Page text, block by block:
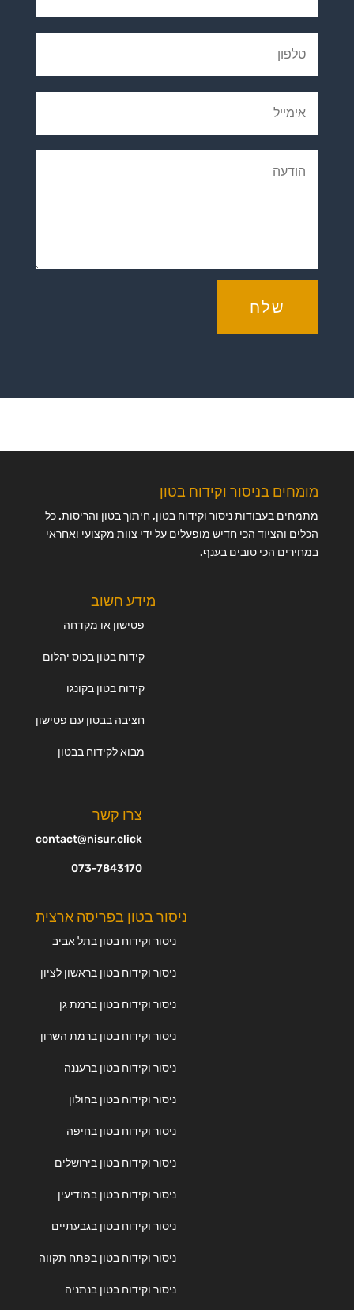
שלח
מומחים בניסור וקידוח בטון
מתמחים בעבודות ניסור וקידוח בטון, חיתוך בטון והריסות. כל
הכלים והציוד הכי חדיש מופעלים על ידי צוות מקצועי ואחראי
במחירים הכי טובים בענף.
מידע חשוב
פטישון או מקדחה
קידוח בטון בכוס יהלום
קידוח בטון בקונגו
חציבה בבטון עם פטישון
מבוא לקידוח בבטון
צרו קשר
contact@nisur.click
073-7843170
ניסור בטון בפריסה ארצית
ניסור וקידוח בטון בתל אביב
ניסור וקידוח בטון בראשון לציון
ניסור וקידוח בטון ברמת גן
ניסור וקידוח בטון ברמת השרון
ניסור וקידוח בטון ברעננה
ניסור וקידוח בטון בחולון
ניסור וקידוח בטון בחיפה
ניסור וקידוח בטון בירושלים
ניסור וקידוח בטון במודיעין
ניסור וקידוח בטון בגבעתיים
ניסור וקידוח בטון בפתח תקווה
ניסור וקידוח בטון בנתניה